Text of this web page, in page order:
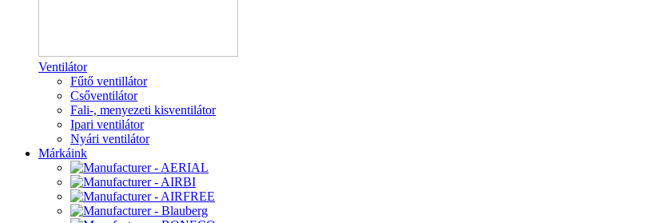
Ventilátor
Fűtő ventillátor
Csőventilátor
Fali-, menyezeti kisventilátor
Ipari ventilátor
Nyári ventilátor
Márkáink